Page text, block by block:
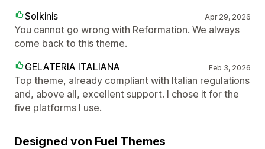
Solkinis
Apr 29, 2026
You cannot go wrong with Reformation. We always
come back to this theme.
GELATERIA ITALIANA
Feb 3, 2026
Top theme, already compliant with Italian regulations
and, above all, excellent support. I chose it for the
five platforms I use.
Designed von Fuel Themes